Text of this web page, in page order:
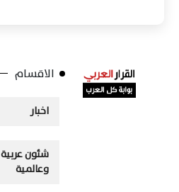
الاقسام
اخبار
شئون عربية
وعالمية